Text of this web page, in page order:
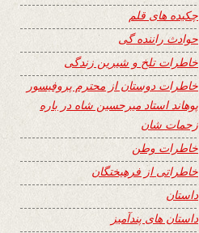
چکیده های قلم
حوادث راننده گی
خاطرات تلخ و شیرین زندگی
خاطرات دوستان از محترم پروفیسور
پوهاند استاد میرحسین شاه در باره
زحمات شان
خاطرات وطن
خاطراتی از فرهیختگان
داستان
داستان های پندآمیز